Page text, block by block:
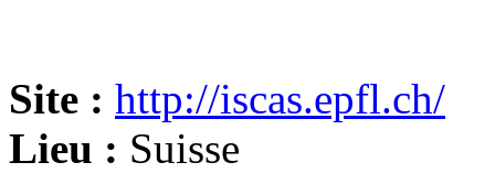
Site : http://iscas.epfl.ch/
Lieu : Suisse